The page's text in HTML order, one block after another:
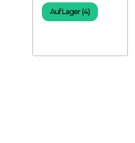
Auf Lager (4)